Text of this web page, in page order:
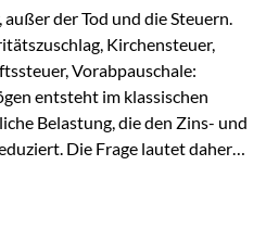
der Tod und die Steuern.
Kirchensteuer,
Vorabpauschale:
entsteht im klassischen
Belastung, die den Zins- und
Die Frage lautet daher:
– sondern möglichst lange im